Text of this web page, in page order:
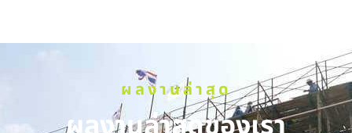
ผลงานล่าสุด